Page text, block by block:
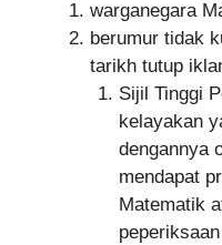
warganegara
berumur tidak
tarikh tutup
Sijil Tinggi
kelayakan
dengannya
mendapat
Matematik